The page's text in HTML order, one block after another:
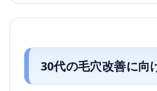
30代の毛穴改善に向